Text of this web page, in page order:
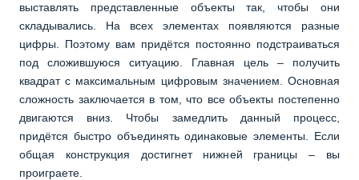
выставлять представленные объекты так, чтобы они
складывались. На всех элементах появляются разные
цифры. Поэтому вам придётся постоянно подстраиваться
под сложившуюся ситуацию. Главная цель – получить
квадрат с максимальным цифровым значением. Основная
сложность заключается в том, что все объекты постепенно
двигаются вниз. Чтобы замедлить данный процесс,
придётся быстро объединять одинаковые элементы. Если
общая конструкция достигнет нижней границы – вы
проиграете.